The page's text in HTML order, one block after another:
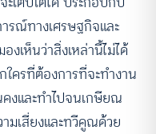
ณ์ทางเศรษฐกิจและ
เห็นว่าสิ่งเหล่านี้ไม่ได้
ครที่ต้องการที่จะทำงาน
งและทำไปจนเกษียณ
ามเสี่ยงและทวีคูณด้วย